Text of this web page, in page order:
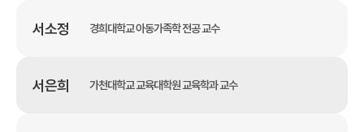
서소정 경희대학교 아동가족학 전공 교수
서은희 가천대학교 교육대학원 교육학과 교수